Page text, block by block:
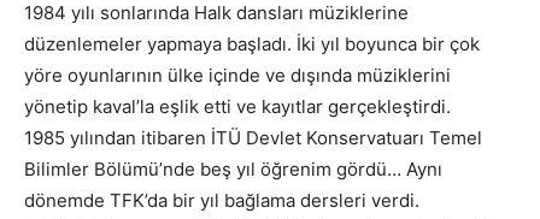
1984 yılı sonlarında Halk dansları müziklerine
düzenlemeler yapmaya başladı. İki yıl boyunca bir çok
yöre oyunlarının ülke içinde ve dışında müziklerini
yönetip kaval’la eşlik etti ve kayıtlar gerçekleştirdi.
1985 yılından itibaren İTÜ Devlet Konservatuarı Temel
Bilimler Bölümü’nde beş yıl öğrenim gördü… Aynı
dönemde TFK’da bir yıl bağlama dersleri verdi.